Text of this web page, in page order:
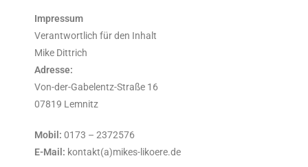
Impressum
Verantwortlich für den Inhalt
Mike Dittrich
Adresse:
Von-der-Gabelentz-Straße 16
07819 Lemnitz
Mobil: 0173 – 2372576
E-Mail: kontakt(a)mikes-likoere.de